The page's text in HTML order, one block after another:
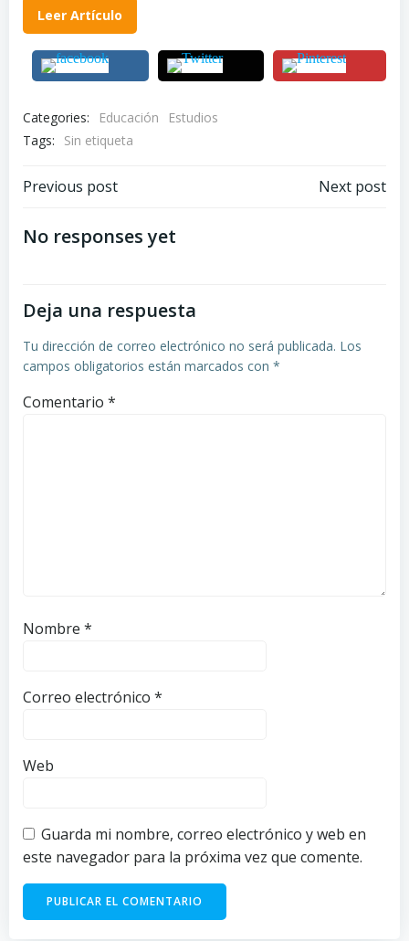
Leer Artículo
Categories: Educación
Estudios
Tags:
Sin etiqueta
Previous post Next post
No responses yet
Deja una respuesta
Tu dirección de correo electrónico no será publicada. Los
campos obligatorios están marcados con *
Comentario *
Nombre *
Correo electrónico *
Web
Guarda mi nombre, correo electrónico y web en
este navegador para la próxima vez que comente.